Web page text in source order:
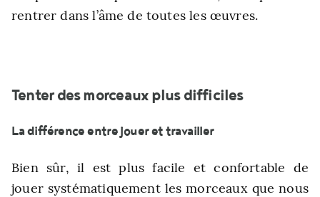
rentrer dans l’âme de toutes les œuvres.
Tenter des morceaux plus difficiles
La différence entre jouer et travailler
Bien sûr, il est plus facile et confortable de
jouer systématiquement les morceaux que nous